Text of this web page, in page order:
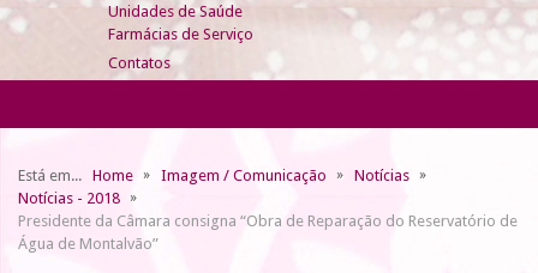
Unidades de Saúde
Farmácias de Serviço
Contatos
Está em... Home Imagem / Comunicação
Notícias
Notícias - 2018
Presidente da Câmara consigna “Obra de Reparação do Reservatório de
Água de Montalvão”